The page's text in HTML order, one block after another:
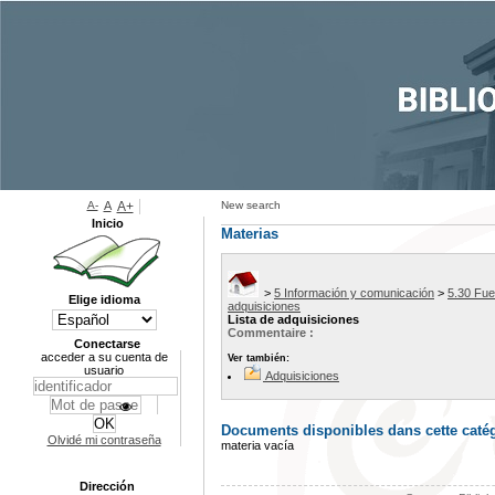
New search
Materias
> 5 Información y comunicación > 5.30
adquisiciones
Lista de adquisiciones
Commentaire :
Ver también:
Adquisiciones
Documents disponibles dans cette
materia vacía
A- A A+
Inicio
Elige idioma
Conectarse
acceder a su cuenta de
usuario
Olvidé mi contraseña
Dirección